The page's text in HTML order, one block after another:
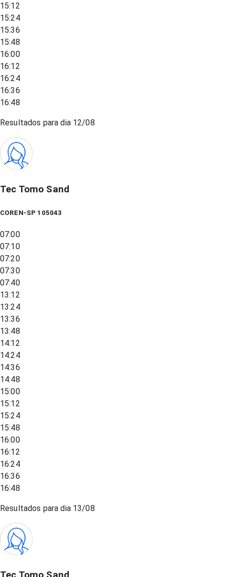
15:12
15:24
15:36
15:48
16:00
16:12
16:24
16:36
16:48
Resultados para dia 12/08
Tec Tomo Sand
COREN-SP 105043
07:00
07:10
07:20
07:30
07:40
13:12
13:24
13:36
13:48
14:12
14:24
14:36
14:48
15:00
15:12
15:24
15:48
16:00
16:12
16:24
16:36
16:48
Resultados para dia 13/08